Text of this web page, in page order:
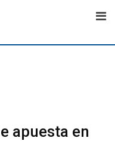
apuesta en